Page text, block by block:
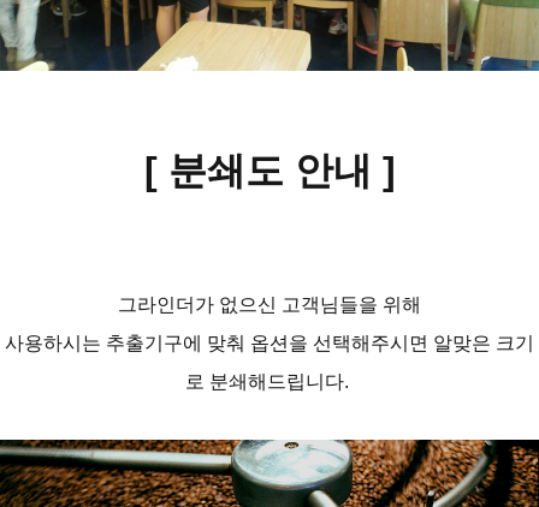
[ 분쇄도 안내 ]
그라인더가 없으신 고객님들을 위해
사용하시는 추출기구에 맞춰 옵션을 선택해주시면 알맞은 크기
로 분쇄해드립니다.